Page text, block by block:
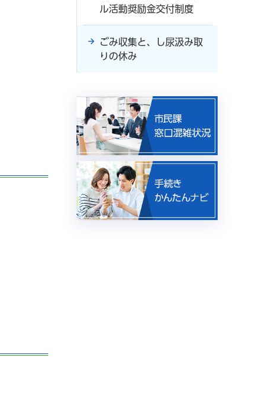
ル活動奨励金交付制度
ごみ収集と、し尿汲み取
りの休み